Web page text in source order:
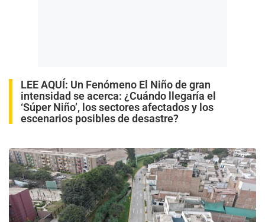
LEE AQUÍ: Un Fenómeno El Niño de gran
intensidad se acerca: ¿Cuándo llegaría el
‘Súper Niño’, los sectores afectados y los
escenarios posibles de desastre?